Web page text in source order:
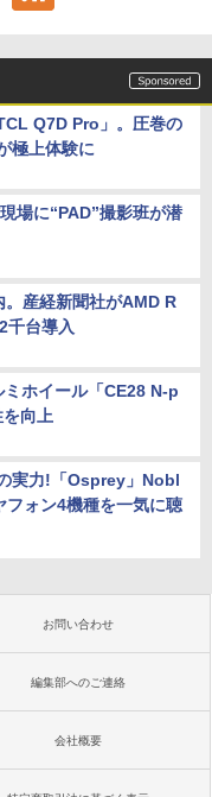
Q7D Pro」。圧巻の
極上体験に
場に“PAD”撮影班が潜
。産経新聞社がAMD R
台導入
ホイール「CE28 N-p
向上
実力!「Osprey」Nobl
ォン4機種を一気に聴
お問い合わせ
編集部へのご連絡
会社概要